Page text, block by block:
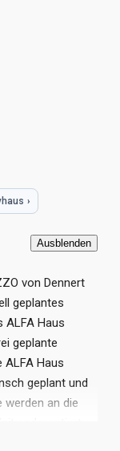
›
Ausblenden
von Dennert
geplantes
ALFA Haus
geplante
ALFA Haus
geplant und
werden an die